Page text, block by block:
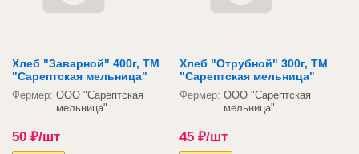
Хлеб "Заварной" 400г, ТМ
"Сарептская мельница"
Фермер: ООО "Сарептская
мельница"
50 ₽/шт
Хлеб "Отрубной" 300г, ТМ
"Сарептская мельница"
Фермер: ООО "Сарептская
мельница"
45 ₽/шт